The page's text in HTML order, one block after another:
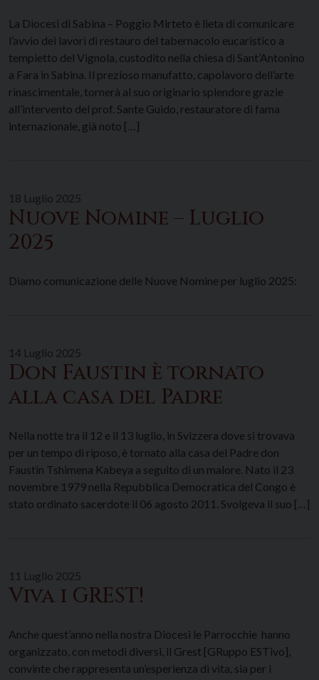
La Diocesi di Sabina – Poggio Mirteto è lieta di comunicare
l’avvio dei lavori di restauro del tabernacolo eucaristico a
tempietto del Vignola, custodito nella chiesa di Sant’Antonino
a Fara in Sabina. Il prezioso manufatto, capolavoro dell’arte
rinascimentale, tornerà al suo originario splendore grazie
all’intervento del prof. Sante Guido, restauratore di fama
internazionale, già noto […]
18 Luglio 2025
Nuove Nomine – Luglio
2025
Diamo comunicazione delle Nuove Nomine per luglio 2025:
14 Luglio 2025
Don Faustin è tornato
alla casa del Padre
Nella notte tra il 12 e il 13 luglio, in Svizzera dove si trovava
per un tempo di riposo, è tornato alla casa del Padre don
Faustin Tshimena Kabeya a seguito di un malore. Nato il 23
novembre 1979 nella Repubblica Democratica del Congo è
stato ordinato sacerdote il 06 agosto 2011. Svolgeva il suo […]
11 Luglio 2025
Viva i GREST!
Anche quest’anno nella nostra Diocesi le Parrocchie hanno
organizzato, con metodi diversi, il Grest [GRuppo ESTivo],
convinte che rappresenta un’esperienza di vita, sia per i